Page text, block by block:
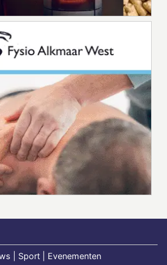
| Sport | Evenementen